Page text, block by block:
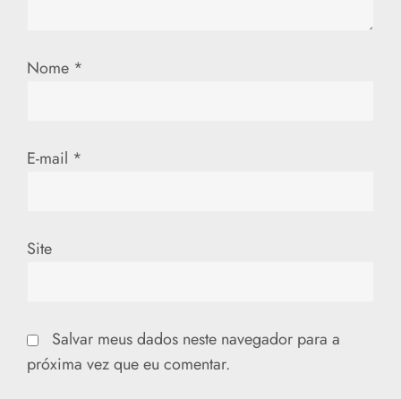
s
Nome *
E-mail *
Site
Salvar meus dados neste navegador para a
próxima vez que eu comentar.